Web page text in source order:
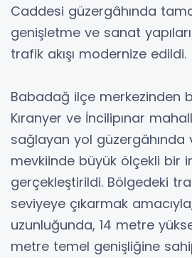
Caddesi güzergâhında
genişletme ve sanat
trafik akışı modernize edildi.
Babadağ ilçe merkezinden
Kıranyer ve İncilipınar
sağlayan yol güzergâhında
mevkiinde büyük ölçekli bir
gerçekleştirildi. Bölgedeki
seviyeye çıkarmak
uzunluğunda, 14 metre
metre temel genişliğine